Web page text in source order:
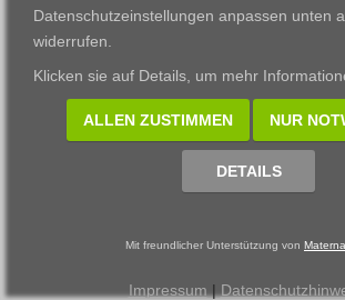
© 2002 - 2026 Materna TMT GmbH,
Datenschutzeinstellungen anpassen unten
widerrufen.
Klicken sie auf Details, um mehr
ALLEN ZUSTIMMEN NUR
DETAILS
Mit freundlicher Unterstützung von
Impressum |